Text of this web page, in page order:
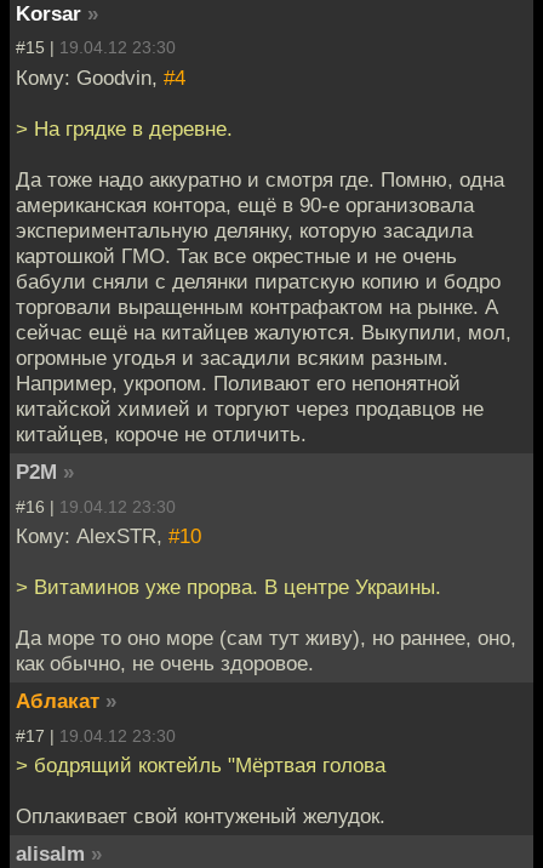
Korsar »
#15 | 19.04.12 23:30
Кому: Goodvin, #4
> На грядке в деревне.
Да тоже надо аккуратно и смотря где. Помню, одна
американская контора, ещё в 90-е организовала
экспериментальную делянку, которую засадила
картошкой ГМО. Так все окрестные и не очень
бабули сняли с делянки пиратскую копию и бодро
торговали выращенным контрафактом на рынке. А
сейчас ещё на китайцев жалуются. Выкупили, мол,
огромные угодья и засадили всяким разным.
Например, укропом. Поливают его непонятной
китайской химией и торгуют через продавцов не
китайцев, короче не отличить.
P2M »
#16 | 19.04.12 23:30
Кому: AlexSTR, #10
> Витаминов уже прорва. В центре Украины.
Да море то оно море (сам тут живу), но раннее, оно,
как обычно, не очень здоровое.
Аблакат »
#17 | 19.04.12 23:30
> бодрящий коктейль "Мёртвая голова
Оплакивает свой контуженый желудок.
alisalm »